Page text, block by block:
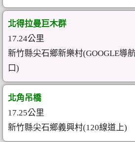
北得拉曼巨木群
17.24公里
新竹縣尖石鄉新樂村(GOOGLE導
口)
北角吊橋
17.25公里
新竹縣尖石鄉義興村(120線道上)